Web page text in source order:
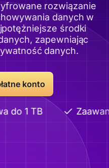
rozwiązanie
danych w
środki
zapewniając
danych.
konto
do 1 TB